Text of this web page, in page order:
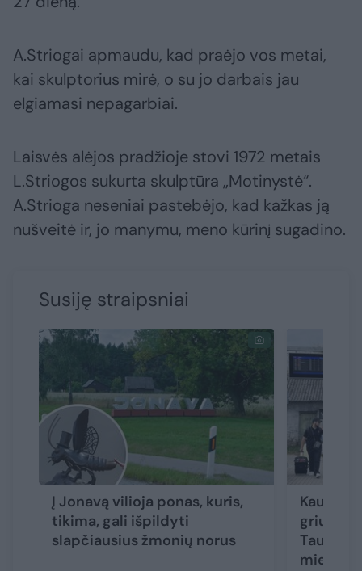
A.Striogai apmaudu, kad praėjo vos metai,
kai skulptorius mirė, o su jo darbais jau
elgiamasi nepagarbiai.
Laisvės alėjos pradžioje stovi 1972 metais
L.Striogos sukurta skulptūra „Motinystė“.
A.Strioga neseniai pastebėjo, kad kažkas ją
nušveitė ir, jo manymu, meno kūrinį sugadino.
Susiję straipsniai
Į Jonavą vilioja ponas, kuris,
tikima, gali išpildyti
slapčiausius žmonių norus
Kaunas
Tauru:
miestui